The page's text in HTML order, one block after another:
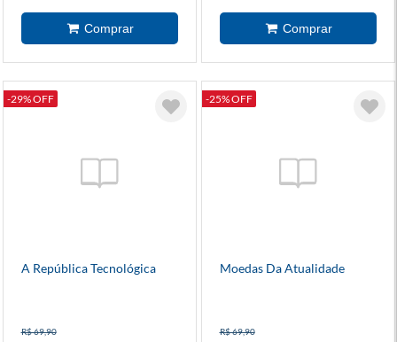
-29% OFF
A República Tecnológica
R$ 69,90
-25% OFF
Moedas Da Atualidade
R$ 69,90